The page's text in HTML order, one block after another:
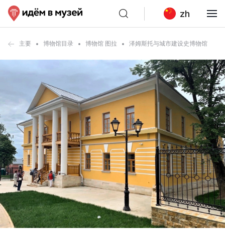
zh
主要 博物馆目录 博物馆 图拉 泽姆斯托与城市建设史博物馆